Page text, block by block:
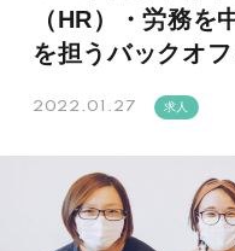
（HR）・労務を
を担うバックオ
2022.01.27 求人